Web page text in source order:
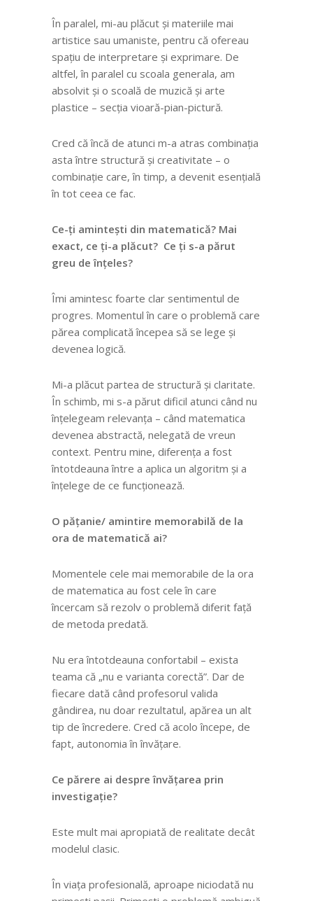
În paralel, mi-au plăcut și materiile mai
artistice sau umaniste, pentru că ofereau
spațiu de interpretare și exprimare. De
altfel, în paralel cu scoala generala, am
absolvit și o scoală de muzică și arte
plastice – secția vioară-pian-pictură.
Cred că încă de atunci m-a atras combinația
asta între structură și creativitate – o
combinație care, în timp, a devenit esențială
în tot ceea ce fac.
Ce-ți amintești din matematică? Mai
exact, ce ți-a plăcut? Ce ți s-a părut
greu de înțeles?
Îmi amintesc foarte clar sentimentul de
progres. Momentul în care o problemă care
părea complicată începea să se lege și
devenea logică.
Mi-a plăcut partea de structură și claritate.
În schimb, mi s-a părut dificil atunci când nu
înțelegeam relevanța – când matematica
devenea abstractă, nelegată de vreun
context. Pentru mine, diferența a fost
întotdeauna între a aplica un algoritm și a
înțelege de ce funcționează.
O pățanie/ amintire memorabilă de la
ora de matematică ai?
Momentele cele mai memorabile de la ora
de matematica au fost cele în care
încercam să rezolv o problemă diferit față
de metoda predată.
Nu era întotdeauna confortabil – exista
teama că „nu e varianta corectă”. Dar de
fiecare dată când profesorul valida
gândirea, nu doar rezultatul, apărea un alt
tip de încredere. Cred că acolo începe, de
fapt, autonomia în învățare.
Ce părere ai despre învățarea prin
investigație?
Este mult mai apropiată de realitate decât
modelul clasic.
În viața profesională, aproape niciodată nu